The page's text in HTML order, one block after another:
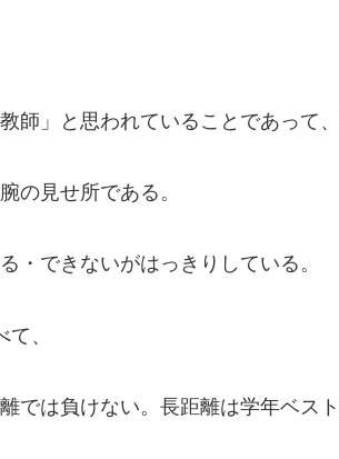
教師」と思われていることであって
の見せ所である。
・できないがはっきりしている。
、
では負けない。長距離は学年ベス